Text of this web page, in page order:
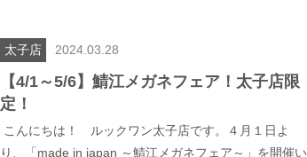
太子店 2024.03.28
【4/1～5/6】鯖江メガネフェア！太子店限
定！
こんにちは！ ルックワン太子店です。４月１日よ
り、「made in japan ～鯖江メガネフェア～」を開催い